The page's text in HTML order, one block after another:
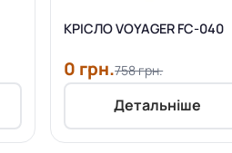
КРІСЛО VOYAGER FC-040
0 грн.758 грн.
Детальніше